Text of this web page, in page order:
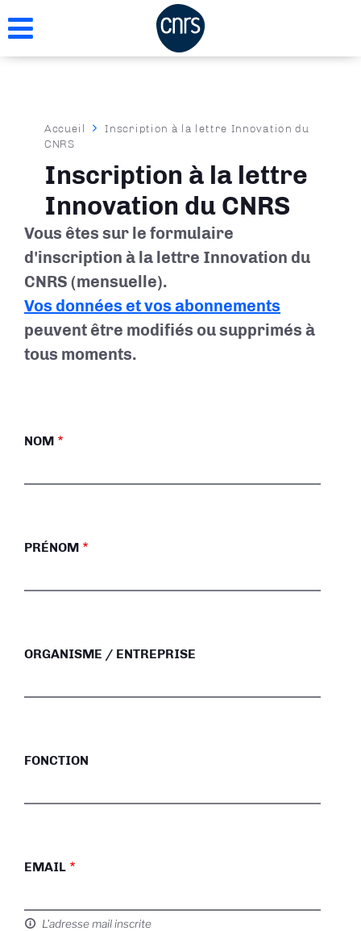
au
Fil
d'Ariane
Accueil
Inscription à la lettre Innovation du
CNRS
Inscription à la lettre
Innovation du CNRS
Vous êtes sur le formulaire
d'inscription à la lettre Innovation du
CNRS (mensuelle).
Vos données et vos abonnements
peuvent être modifiés ou supprimés à
tous moments.
NOM
PRÉNOM
ORGANISME / ENTREPRISE
FONCTION
EMAIL
L'adresse mail inscrite